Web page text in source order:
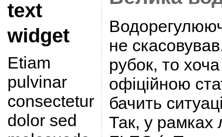
text
widget
Etiam
pulvinar
consectetur
dolor sed
не
рубок, то
офіційною
бачить
Так, у рамках